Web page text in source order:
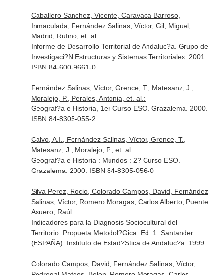
Caballero Sanchez, Vicente, Caravaca Barroso,
Inmaculada, Fernández Salinas, Víctor, Gil, Miguel,
Madrid, Rufino, et. al.:
Informe de Desarrollo Territorial de Andaluc?a. Grupo de
Investigaci?N Estructuras y Sistemas Territoriales. 2001.
ISBN 84-600-9661-0
Fernández Salinas, Víctor, Grence, T., Matesanz, J.,
Moralejo, P., Perales, Antonia, et. al.:
Geograf?a e Historia, 1er Curso ESO. Grazalema. 2000.
ISBN 84-8305-055-2
Calvo, A.I., Fernández Salinas, Víctor, Grence, T.,
Matesanz, J., Moralejo, P., et. al.:
Geograf?a e Historia : Mundos : 2? Curso ESO.
Grazalema. 2000. ISBN 84-8305-056-0
Silva Perez, Rocio, Colorado Campos, David, Fernández
Salinas, Víctor, Romero Moragas, Carlos Alberto, Puente
Asuero, Raúl:
Indicadores para la Diagnosis Sociocultural del
Territorio: Propueta Metodol?Gica. Ed. 1. Santander
(ESPAÑA). Instituto de Estad?Stica de Andaluc?a. 1999
Colorado Campos, David, Fernández Salinas, Víctor,